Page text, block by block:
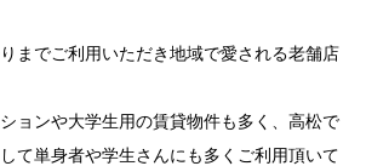
までご利用いただき地域で愛される老舗店
ョンや大学生用の賃貸物件も多く、高松で
て単身者や学生さんにも多くご利用頂いて